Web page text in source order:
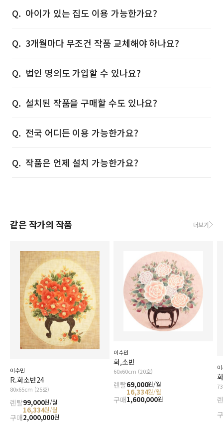
아이가 있는 집도 이용 가능한가요?
3개월마다 무조건 작품 교체해야 하나요?
법인 명의도 가입할 수 있나요?
설치된 작품을 구매할 수도 있나요?
전국 어디든 이용 가능한가요?
작품은 언제 설치 가능한가요?
같은 작가의 작품 더보기
이수민
R.화소반24
80x65cm (25호)
렌탈99,000원/월
16,334원/월
구매2,000,000원
이수민
화,소반
60x60cm (20호)
렌탈69,000원/월
16,334원/월
구매1,600,000원